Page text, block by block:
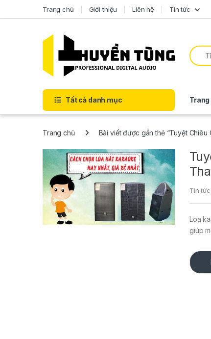
Trang chủ Giới thiệu Liên hệ Tin tức
Tất cả danh mục Trang
Trang chủ Bài viết được gắn thẻ “Tuyệt Chiêu
Tin tức
Loa
giúp